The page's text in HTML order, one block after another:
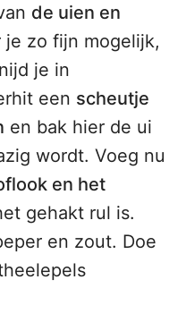
de uien en
je zo fijn mogelijk,
je in
een scheutje
en bak hier de ui
wordt. Voeg nu
en het
gehakt rul is.
en zout. Doe